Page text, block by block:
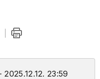
2025.12.12. 23:59